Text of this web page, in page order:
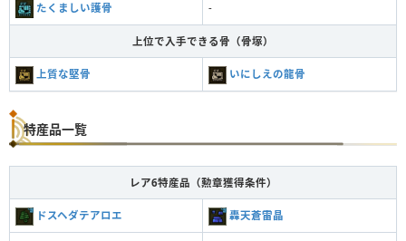
たくましい護骨 -
上位で入手できる骨（骨塚）
上質な堅骨 いにしえの龍骨
特産品一覧
レア6特産品（勲章獲得条件）
ドスヘダテアロエ 轟天蒼雷晶